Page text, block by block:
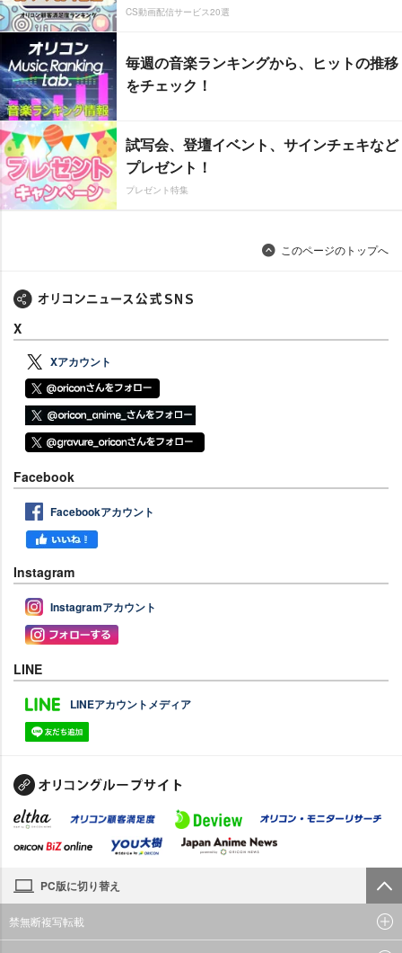
CS動画配信サービス20選
毎週の音楽ランキングから、ヒットの推移
をチェック！
試写会、登壇イベント、サインチェキなど
プレゼント！
プレゼント特集
このページのトップへ
X
Xアカウント
Facebook
Facebookアカウント
Instagram
Instagramアカウント
LINE
LINEアカウントメディア
PC版に切り替え
禁無断複写転載